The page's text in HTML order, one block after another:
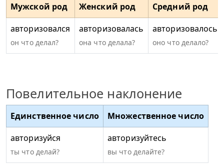
Мужской род
Женский род
Средний род
авторизовался
он что делал?
авторизовалась
она что делала?
авторизовалось
оно что делало?
Повелительное наклонение
Единственное число
Множественное число
авторизуйся
ты что делай?
авторизуйтесь
вы что делайте?